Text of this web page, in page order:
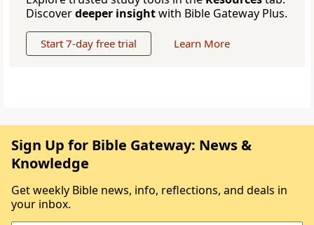
Discoverdeeper insightwith Bible Gateway Plus.
Start 7-day free trial Learn More
Sign Up for Bible Gateway: News &
Knowledge
Get weekly Bible news, info, reflections, and deals in
your inbox.